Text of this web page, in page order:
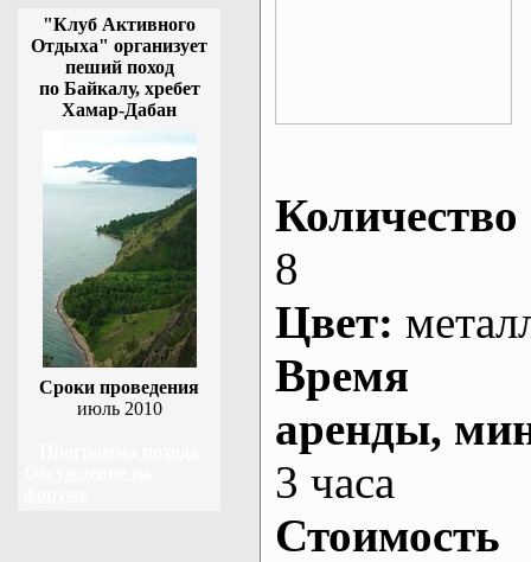
"Клуб Активного
Отдыха" организует
пеший поход
по Байкалу, хребет
Хамар-Дабан
Сроки проведения
июль 2010
Количество
8
Цвет:
Время
аренды,
3 часа
Стоимость